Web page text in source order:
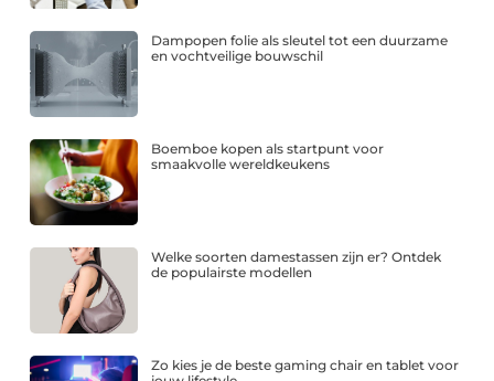
Dampopen folie als sleutel tot een duurzame
en vochtveilige bouwschil
Boemboe kopen als startpunt voor
smaakvolle wereldkeukens
Welke soorten damestassen zijn er? Ontdek
de populairste modellen
Zo kies je de beste gaming chair en tablet voor